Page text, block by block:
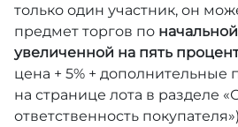
только один участник, он
предмет торгов по
увеличенной на пять
цена + 5% + дополнительные
на странице лота в разделе
ответственность